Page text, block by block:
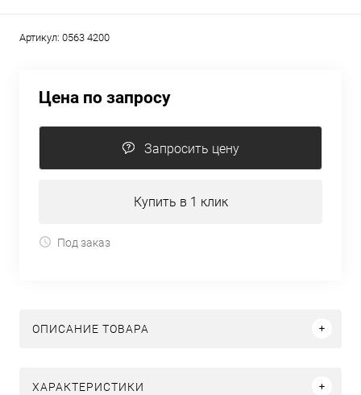
Артикул: 0563 4200
Цена по запросу
Запросить цену
Купить в 1 клик
Под заказ
ОПИСАНИЕ ТОВАРА
ХАРАКТЕРИСТИКИ